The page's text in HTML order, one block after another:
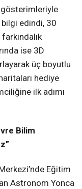
edindi, 30
ise 3D
üç boyutlu
hediye
ilk adımı
Bilim
Eğitim
Astronom Yonca